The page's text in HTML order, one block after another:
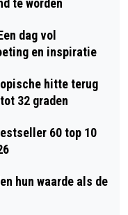
te worden
dag vol
en inspiratie
hitte terug
32 graden
60 top 10
hun waarde als de